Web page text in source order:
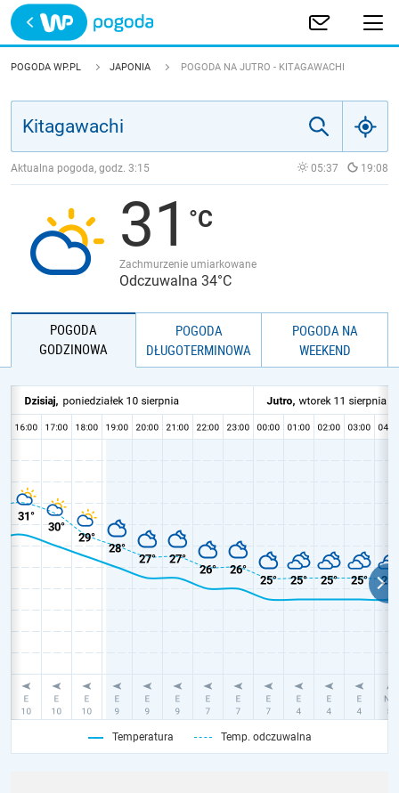
Trwa ładowanie
POLSKA
JAKOŚĆ POWIETRZA
POGODA WP.PL JAPONIA POGODA NA JUTRO - KITAGAWACHI
Aktualna pogoda, godz. 3:15 05:37 19:08
31
Zachmurzenie umiarkowane
Odczuwalna 34°C
POGODA
GODZINOWA
POGODA
DŁUGOTERMINOWA
POGODA NA
WEEKEND
Temperatura Temp. odczuwalna